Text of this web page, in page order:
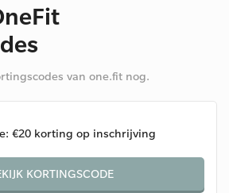
van one.fit nog.
€20 korting op inschrijving
KORTINGSCODE